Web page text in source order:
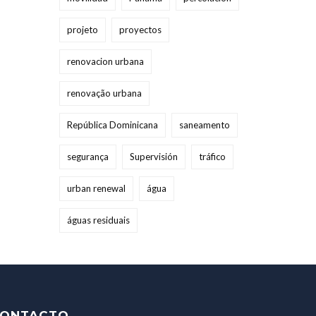
projeto proyectos
renovacion urbana
renovação urbana
República Dominicana saneamento
segurança Supervisión tráfico
urban renewal água
águas residuais